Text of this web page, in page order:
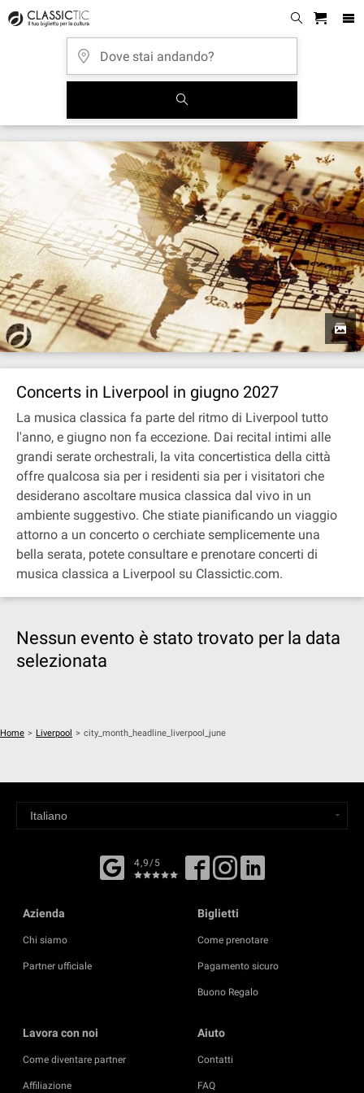
Concerts in Liverpool in giugno 2027
La musica classica fa parte del ritmo di Liverpool tutto
l'anno, e giugno non fa eccezione. Dai recital intimi alle
grandi serate orchestrali, la vita concertistica della città
offre qualcosa sia per i residenti sia per i visitatori che
desiderano ascoltare musica classica dal vivo in un
ambiente suggestivo. Che stiate pianificando un viaggio
attorno a un concerto o cerchiate semplicemente una
bella serata, potete consultare e prenotare concerti di
musica classica a Liverpool su Classictic.com.
Nessun evento è stato trovato per la data
selezionata
Home > Liverpool > city_month_headline_liverpool_june
4,9/5
Azienda
Chi siamo
Partner ufficiale
Biglietti
Come prenotare
Pagamento sicuro
Buono Regalo
Lavora con noi
Come diventare partner
Affiliazione
Aiuto
Contatti
FAQ